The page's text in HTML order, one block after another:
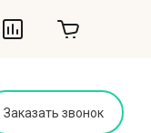
Заказать звонок